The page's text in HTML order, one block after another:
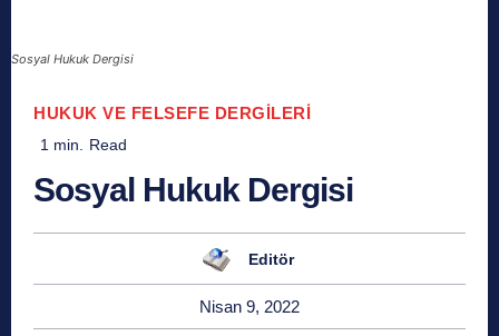
Sosyal Hukuk Dergisi
HUKUK VE FELSEFE DERGILERI
1 min. Read
Sosyal Hukuk Dergisi
Editör
Nisan 9, 2022